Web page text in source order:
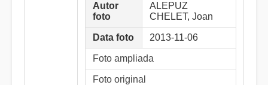
Autor
foto
ALEPUZ
CHELET, Joan
Data foto 2013-11-06
Foto ampliada
Foto original